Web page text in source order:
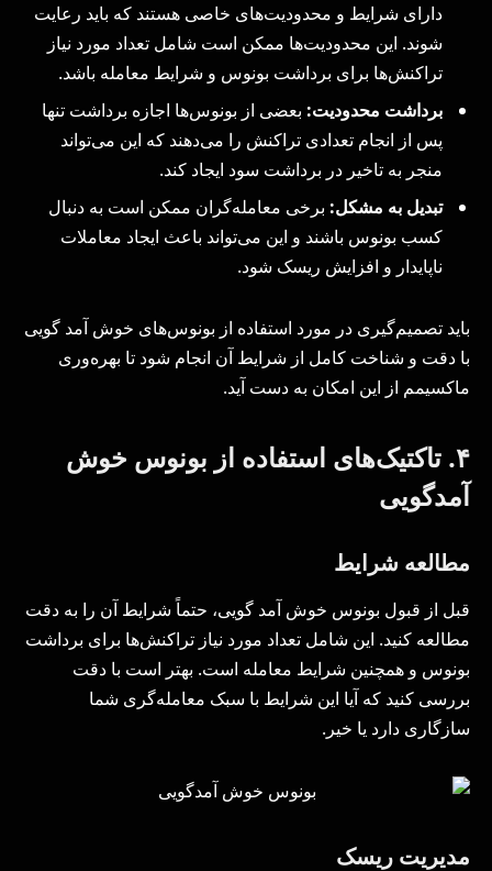
دارای شرایط و محدودیت‌های خاصی هستند که باید رعایت
شوند. این محدودیت‌ها ممکن است شامل تعداد مورد نیاز
تراکنش‌ها برای برداشت بونوس و شرایط معامله باشد.
برداشت محدودیت: بعضی از بونوس‌ها اجازه برداشت تنها
پس از انجام تعدادی تراکنش را می‌دهند که این می‌تواند
منجر به تاخیر در برداشت سود ایجاد کند.
تبدیل به مشکل: برخی معامله‌گران ممکن است به دنبال
کسب بونوس باشند و این می‌تواند باعث ایجاد معاملات
ناپایدار و افزایش ریسک شود.
باید تصمیم‌گیری در مورد استفاده از بونوس‌های خوش آمد گویی
با دقت و شناخت کامل از شرایط آن انجام شود تا بهره‌وری
ماکسیمم از این امکان به دست آید.
۴. تاکتیک‌های استفاده از بونوس خوش
آمدگویی
مطالعه شرایط
قبل از قبول بونوس خوش آمد گویی، حتماً شرایط آن را به دقت
مطالعه کنید. این شامل تعداد مورد نیاز تراکنش‌ها برای برداشت
بونوس و همچنین شرایط معامله است. بهتر است با دقت
بررسی کنید که آیا این شرایط با سبک معامله‌گری شما
سازگاری دارد یا خیر.
مدیریت ریسک